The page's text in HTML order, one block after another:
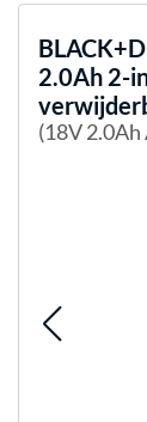
2.0Ah 2-
(18V 2.0Ah